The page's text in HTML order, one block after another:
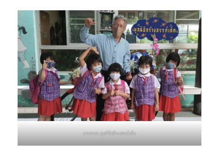
ภาพจาก: มูลนิธิสร้างสรรค์เด็ก